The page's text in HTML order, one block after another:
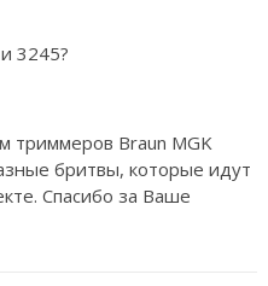
3245?
триммеров Braun MGK
бритвы, которые идут
Спасибо за Ваше